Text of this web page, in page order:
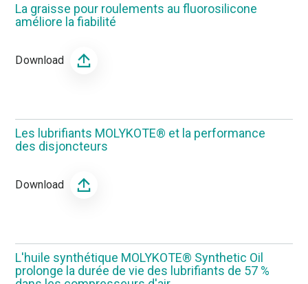
La graisse pour roulements au fluorosilicone
améliore la fiabilité
Download
Les lubrifiants MOLYKOTE® et la performance
des disjoncteurs
Download
L'huile synthétique MOLYKOTE® Synthetic Oil
prolonge la durée de vie des lubrifiants de 57 %